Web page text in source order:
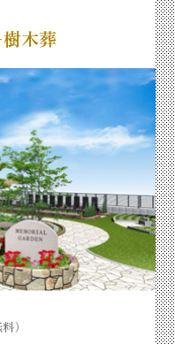
木葬
料）